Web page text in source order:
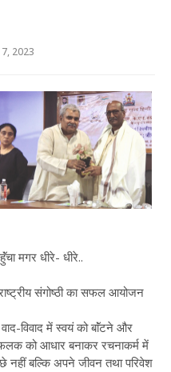
2023
मगर धीरे- धीरे..
राष्ट्रीय संगोष्ठी का सफल आयोजन
विवाद में स्वयं को बाॅंटने और
को आधार बनाकर रचनाकर्म में
नहीं बल्कि अपने जीवन तथा परिवेश